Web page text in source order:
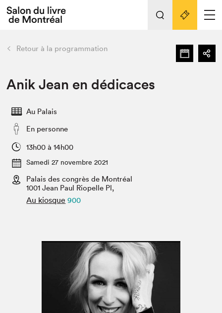
Espace médias
Espace exposant⋅e⋅s
Tout sur l'édition 2022
Actualités
Vidéos et Balados
Club de lecture Braindate
retour Nos activités
Édition 2022
Planifier sa visite
Projets partenaires 2022
Archives
Liens pratiques
Retour à la programmation
Anik Jean en dédicaces
Au Palais
En personne
13h00 à 14h00
Samedi 27 novembre 2021
Palais des congrès de Montréal
1001 Jean Paul Riopelle Pl,
Au kiosque 900